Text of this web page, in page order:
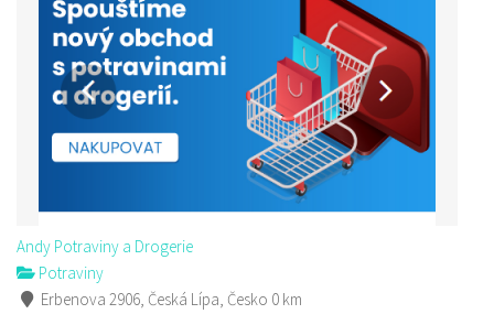
Andy Potraviny a Drogerie
Potraviny
Erbenova 2906, Česká Lípa, Česko 0 km